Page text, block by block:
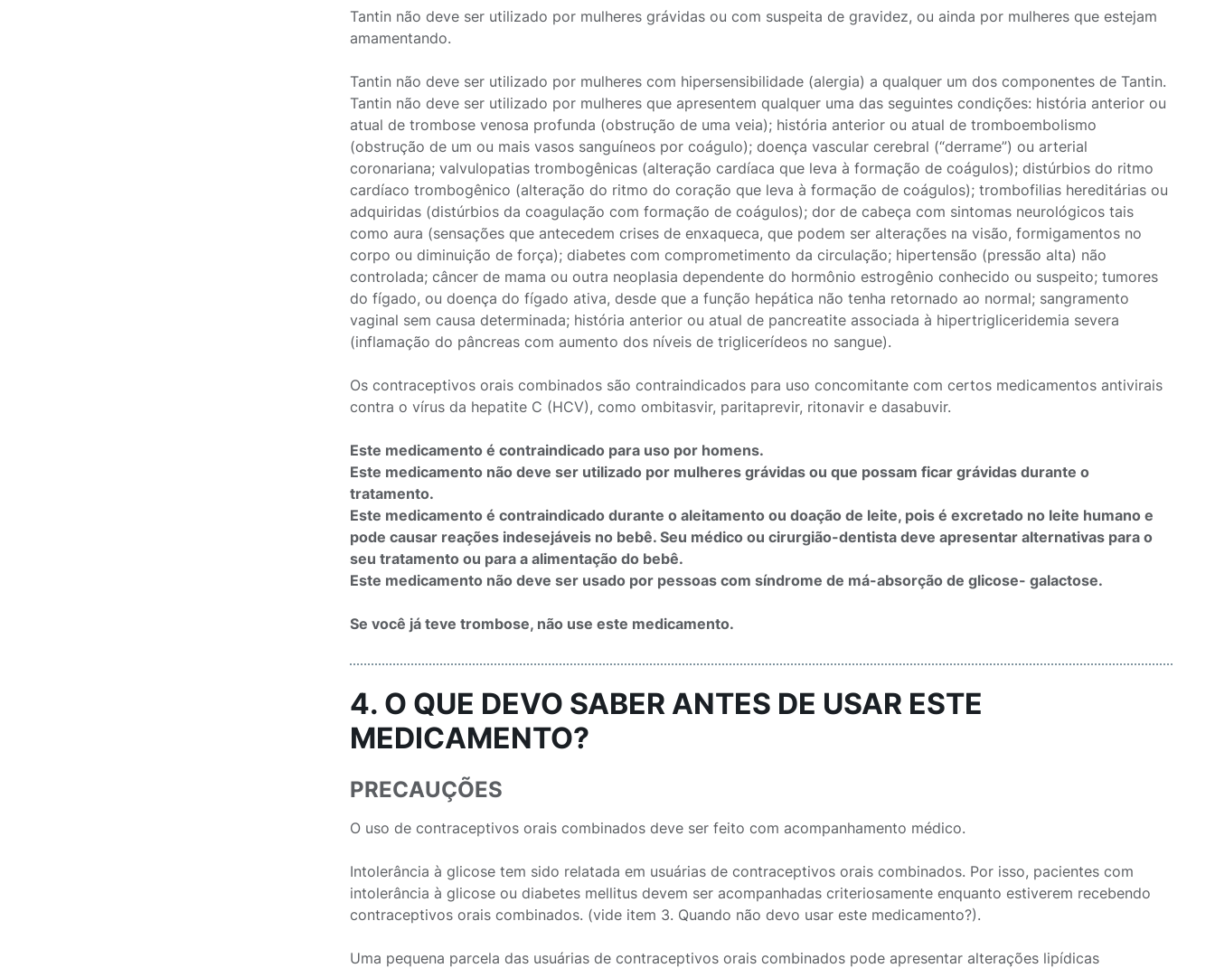
Tantin não deve ser utilizado por mulheres grávidas ou com suspeita de gravidez, ou ainda por mulheres que estejam
amamentando.
Tantin não deve ser utilizado por mulheres com hipersensibilidade (alergia) a qualquer um dos componentes de Tantin.
Tantin não deve ser utilizado por mulheres que apresentem qualquer uma das seguintes condições: história anterior ou
atual de trombose venosa profunda (obstrução de uma veia); história anterior ou atual de tromboembolismo
(obstrução de um ou mais vasos sanguíneos por coágulo); doença vascular cerebral (“derrame”) ou arterial
coronariana; valvulopatias trombogênicas (alteração cardíaca que leva à formação de coágulos); distúrbios do ritmo
cardíaco trombogênico (alteração do ritmo do coração que leva à formação de coágulos); trombofilias hereditárias ou
adquiridas (distúrbios da coagulação com formação de coágulos); dor de cabeça com sintomas neurológicos tais
como aura (sensações que antecedem crises de enxaqueca, que podem ser alterações na visão, formigamentos no
corpo ou diminuição de força); diabetes com comprometimento da circulação; hipertensão (pressão alta) não
controlada; câncer de mama ou outra neoplasia dependente do hormônio estrogênio conhecido ou suspeito; tumores
do fígado, ou doença do fígado ativa, desde que a função hepática não tenha retornado ao normal; sangramento
vaginal sem causa determinada; história anterior ou atual de pancreatite associada à hipertrigliceridemia severa
(inflamação do pâncreas com aumento dos níveis de triglicerídeos no sangue).
Os contraceptivos orais combinados são contraindicados para uso concomitante com certos medicamentos antivirais
contra o vírus da hepatite C (HCV), como ombitasvir, paritaprevir, ritonavir e dasabuvir.
Este medicamento é contraindicado para uso por homens.
Este medicamento não deve ser utilizado por mulheres grávidas ou que possam ficar grávidas durante o
tratamento.
Este medicamento é contraindicado durante o aleitamento ou doação de leite, pois é excretado no leite humano e
pode causar reações indesejáveis no bebê. Seu médico ou cirurgião-dentista deve apresentar alternativas para o
seu tratamento ou para a alimentação do bebê.
Este medicamento não deve ser usado por pessoas com síndrome de má-absorção de glicose- galactose.
Se você já teve trombose, não use este medicamento.
4. O QUE DEVO SABER ANTES DE USAR ESTE
MEDICAMENTO?
PRECAUÇÕES
O uso de contraceptivos orais combinados deve ser feito com acompanhamento médico.
Intolerância à glicose tem sido relatada em usuárias de contraceptivos orais combinados. Por isso, pacientes com
intolerância à glicose ou diabetes mellitus devem ser acompanhadas criteriosamente enquanto estiverem recebendo
contraceptivos orais combinados. (vide item 3. Quando não devo usar este medicamento?).
Uma pequena parcela das usuárias de contraceptivos orais combinados pode apresentar alterações lipídicas